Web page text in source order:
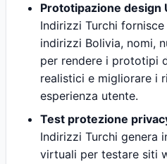
Prototipazione design
Indirizzi Turchi
indirizzi Bolivia, nomi,
per rendere i prototipi
realistici e migliorare i
esperienza utente.
Test protezione
Indirizzi Turchi genera
virtuali per testare siti